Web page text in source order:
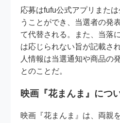
応募はfufu公式アプリまた
うことができ、当選者の発
て代替される。また、当落
は応じられない旨が記載さ
人情報は当選通知や商品の
とのことだ。
映画『花まんま』につ
映画『花まんま』は、両親